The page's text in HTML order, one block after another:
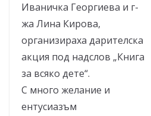
Иваничка Георгиева и г-
жа Лина Кирова,
организираха дарителска
акция под надслов „Книга
за всяко дете“.
С много желание и
ентусиазъм